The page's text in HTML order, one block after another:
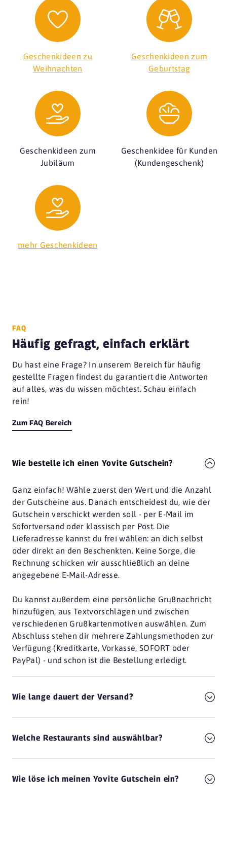
Geschenkideen zu
Weihnachten
Geschenkideen zum
Geburtstag
Geschenkideen zum
Jubiläum
Geschenkidee für Kunden
(Kundengeschenk)
mehr Geschenkideen
FAQ
Häufig gefragt, einfach erklärt
Du hast eine Frage? In unserem Bereich für häufig
gestellte Fragen findest du garantiert die Antworten
auf alles, was du wissen möchtest. Schau einfach
rein!
Zum FAQ Bereich
Wie bestelle ich einen Yovite Gutschein?
Ganz einfach! Wähle zuerst den Wert und die Anzahl
der Gutscheine aus. Danach entscheidest du, wie der
Gutschein verschickt werden soll - per E-Mail im
Sofortversand oder klassisch per Post. Die
Lieferadresse kannst du frei wählen: an dich selbst
oder direkt an den Beschenkten. Keine Sorge, die
Rechnung schicken wir ausschließlich an deine
angegebene E-Mail-Adresse.
Du kannst außerdem eine persönliche Grußnachricht
hinzufügen, aus Textvorschlägen und zwischen
verschiedenen Grußkartenmotiven auswählen. Zum
Abschluss stehen dir mehrere Zahlungsmethoden zur
Verfügung (Kreditkarte, Vorkasse, SOFORT oder
PayPal) - und schon ist die Bestellung erledigt.
Wie lange dauert der Versand?
Welche Restaurants sind auswählbar?
Wie löse ich meinen Yovite Gutschein ein?